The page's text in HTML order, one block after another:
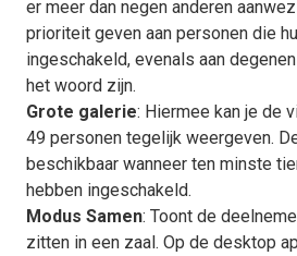
er meer dan negen anderen
prioriteit geven aan personen die
ingeschakeld, evenals aan
het woord zijn.
Grote galerie: Hiermee kan je de
49 personen tegelijk weergeven.
beschikbaar wanneer ten minste
hebben ingeschakeld.
Modus Samen: Toont de
zitten in een zaal. Op de desktop